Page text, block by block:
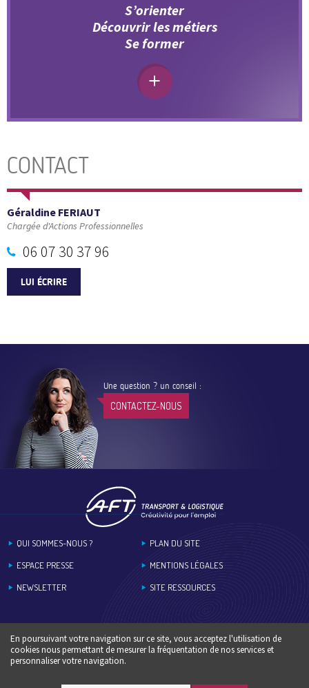
S’orienter
Découvrir les métiers
Se former
CONTACT
Géraldine FERIAUT
Chargée d'Actions Professionnelles
06 07 30 37 96
LUI ÉCRIRE
Une question ? un conseil :
CONTACTEZ-NOUS
QUI SOMMES-NOUS ?
ESPACE PRESSE
NEWSLETTER
PLAN DU SITE
MENTIONS LÉGALES
SITE RESSOURCES
En poursuivant votre navigation sur ce site, vous acceptez l'utilisation de
cookies nous permettant de mesurer la fréquentation de nos services et
personnaliser votre navigation.